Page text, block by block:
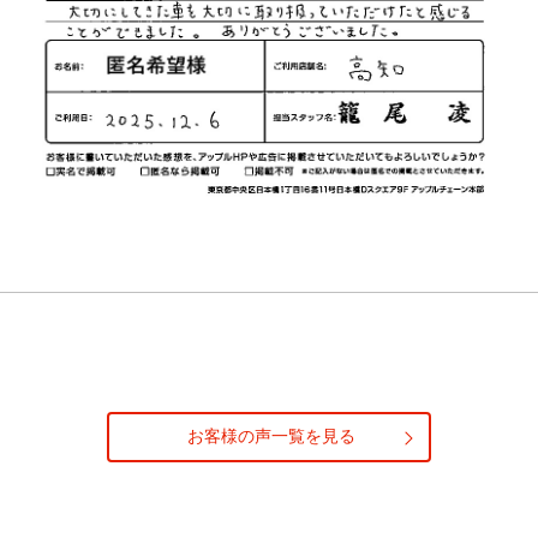
お客様の声一覧を見る